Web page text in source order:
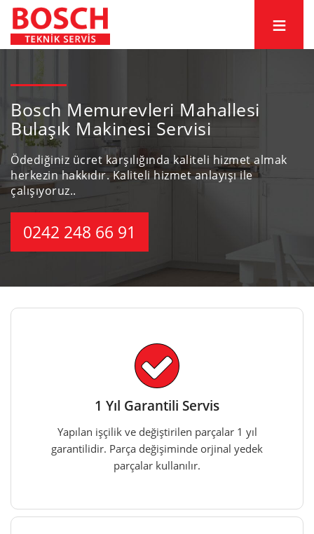
Bosch Memurevleri Mahallesi
Bulaşık Makinesi Servisi
Ödediğiniz ücret karşılığında kaliteli hizmet almak
herkezin hakkıdır.Kaliteli hizmet anlayışı ile
çalışıyoruz..
0242 248 66 91
1 Yıl Garantili Servis
Yapılan işçilik ve değiştirilen parçalar 1 yıl
garantilidir. Parça değişiminde orjinal yedek
parçalar kullanılır.